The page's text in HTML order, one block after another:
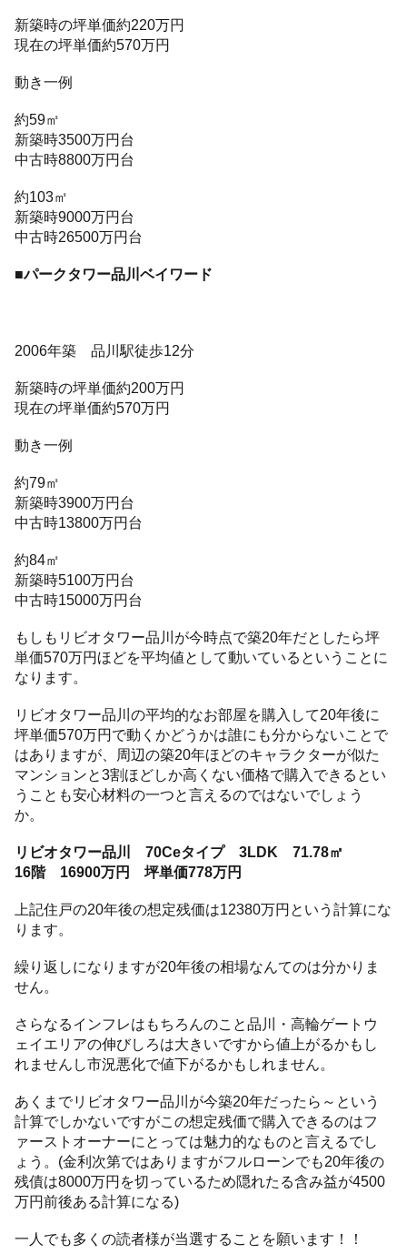
新築時の坪単価約220万円
現在の坪単価約570万円
動き一例
約59㎡
新築時3500万円台
中古時8800万円台
約103㎡
新築時9000万円台
中古時26500万円台
■パークタワー品川ベイワード
2006年築 品川駅徒歩12分
新築時の坪単価約200万円
現在の坪単価約570万円
動き一例
約79㎡
新築時3900万円台
中古時13800万円台
約84㎡
新築時5100万円台
中古時15000万円台
もしもリビオタワー品川が今時点で築20年だとしたら坪
単価570万円ほどを平均値として動いているということに
なります。
リビオタワー品川の平均的なお部屋を購入して20年後に
坪単価570万円で動くかどうかは誰にも分からないことで
はありますが、周辺の築20年ほどのキャラクターが似た
マンションと3割ほどしか高くない価格で購入できるとい
うことも安心材料の一つと言えるのではないでしょう
か。
リビオタワー品川 70Ceタイプ 3LDK 71.78㎡
16階 16900万円 坪単価778万円
上記住戸の20年後の想定残価は12380万円という計算にな
ります。
繰り返しになりますが20年後の相場なんてのは分かりま
せん。
さらなるインフレはもちろんのこと品川・高輪ゲートウ
ェイエリアの伸びしろは大きいですから値上がるかもし
れませんし市況悪化で値下がるかもしれません。
あくまでリビオタワー品川が今築20年だったら～という
計算でしかないですがこの想定残価で購入できるのはフ
ァーストオーナーにとっては魅力的なものと言えるでし
ょう。(金利次第ではありますがフルローンでも20年後の
残債は8000万円を切っているため隠れたる含み益が4500
万円前後ある計算になる)
一人でも多くの読者様が当選することを願います！！